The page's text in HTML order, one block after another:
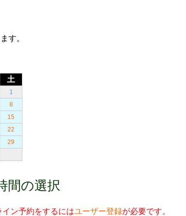
す。
土
1
8
15
22
29
間の選択
イン予約をするにはユーザー登録が必要です。